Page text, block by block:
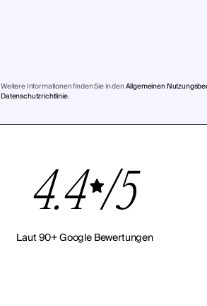
Weitere Informationen finden Sie in denAllgemeinen
Datenschutzrichtlinie.
4.4 /5
Laut 90+ Google Bewertungen